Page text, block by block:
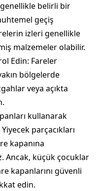
belirli bir
geçiş
izleri genellikle
malzemeler olabilir.
Edin: Fareler
bölgelerde
veya açıkta
kullanarak
parçacıkları
kapanına
Ancak, küçük çocuklar
kapanlarını güvenli
edin.